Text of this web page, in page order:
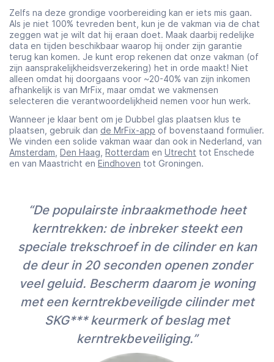
Zelfs na deze grondige voorbereiding kan er iets mis gaan.
Als je niet 100% tevreden bent, kun je de vakman via de chat
zeggen wat je wilt dat hij eraan doet. Maak daarbij redelijke
data en tijden beschikbaar waarop hij onder zijn garantie
terug kan komen. Je kunt erop rekenen dat onze vakman (of
zijn aansprakelijkheidsverzekering) het in orde maakt! Niet
alleen omdat hij doorgaans voor ~20-40% van zijn inkomen
afhankelijk is van MrFix, maar omdat we vakmensen
selecteren die verantwoordelijkheid nemen voor hun werk.
Wanneer je klaar bent om je Dubbel glas plaatsen klus te
plaatsen, gebruik dan de MrFix-app of bovenstaand formulier.
We vinden een solide vakman waar dan ook in Nederland, van
Amsterdam Den Haag Rotterdam en Utrecht tot Enschede
en van Maastricht en Eindhoven tot Groningen.
“De populairste inbraakmethode heet
kerntrekken: de inbreker steekt een
speciale trekschroef in de cilinder en kan
de deur in 20 seconden openen zonder
veel geluid. Bescherm daarom je woning
met een kerntrekbeveiligde cilinder met
SKG*** keurmerk of beslag met
kerntrekbeveiliging.”